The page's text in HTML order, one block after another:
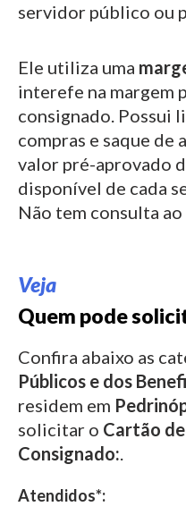
servidor público ou
Ele utiliza uma
interefe na margem
consignado. Possui
compras e saque de
valor pré-aprovado
disponível de cada
Não tem consulta ao
Veja
Quem pode
Confira abaixo as
Públicos e dos
residem em
solicitar o Cartão
Consignado:.
Atendidos*: